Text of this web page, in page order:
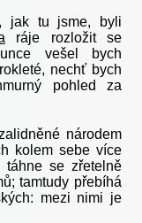
jak tu jsme, byli
ráje rozložit se
vešel bych
nechť bych
pohled za
národem
kolem sebe více
táhne se zřetelně
tamtudy přebíhá
mezi nimi je